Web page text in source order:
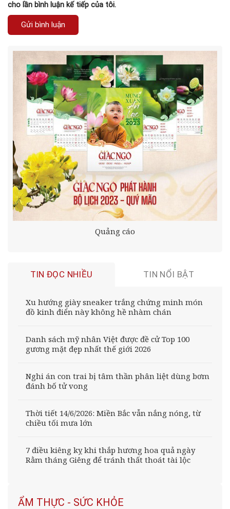
cho lần bình luận kế tiếp của tôi.
Quảng cáo
TIN ĐỌC NHIỀU TIN NỔI BẬT
Xu hướng giày sneaker trắng chứng minh món
đồ kinh điển này không hề nhàm chán
Danh sách mỹ nhân Việt được đề cử Top 100
gương mặt đẹp nhất thế giới 2026
Nghi án con trai bị tâm thần phân liệt dùng bơm
đánh bố tử vong
Thời tiết 14/6/2026: Miền Bắc vẫn nắng nóng, từ
chiều tối mưa lớn
7 điều kiêng kỵ khi thắp hương hoa quả ngày
Rằm tháng Giêng để tránh thất thoát tài lộc
ẨM THỰC - SỨC KHỎE